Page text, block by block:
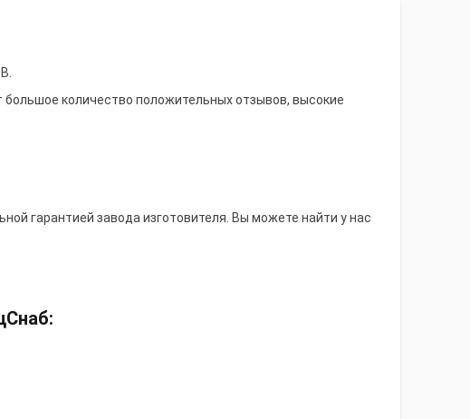
количество положительных отзывов, высокие
гарантией завода изготовителя. Вы можете найти у нас